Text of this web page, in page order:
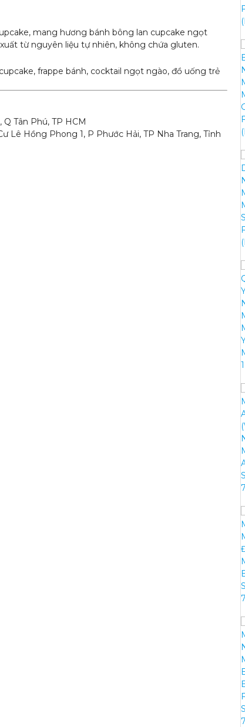
mang hương bánh bông lan cupcake ngọt
từ nguyên liệu tự nhiên, không chứa gluten.
frappe bánh, cocktail ngọt ngào, đồ uống trẻ
Tân Phú, TP HCM
Lê Hồng Phong 1, P Phước Hải, TP Nha Trang, Tỉnh